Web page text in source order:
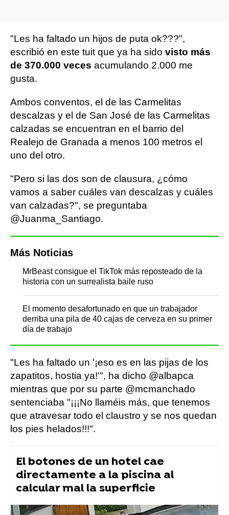
"Les ha faltado un hijos de puta ok???",
escribió en este tuit que ya ha sido visto más
de 370.000 veces acumulando 2.000 me
gusta.
Ambos conventos, el de las Carmelitas
descalzas y el de San José de las Carmelitas
calzadas se encuentran en el barrio del
Realejo de Granada a menos 100 metros el
uno del otro.
"Pero si las dos son de clausura, ¿cómo
vamos a saber cuáles van descalzas y cuáles
van calzadas?", se preguntaba
@Juanma_Santiago.
Más Noticias
MrBeast consigue el TikTok más reposteado de la
historia con un surrealista baile ruso
El momento desafortunado en que un trabajador
derriba una pila de 40 cajas de cerveza en su primer
día de trabajo
"Les ha faltado un '¡eso es en las pijas de los
zapatitos, hostia ya!'", ha dicho @albapca
mientras que por su parte @mcmanchado
sentenciaba "¡¡¡No llaméis más, que tenemos
que atravesar todo el claustro y se nos quedan
los pies helados!!!".
El botones de un hotel cae
directamente a la piscina al
calcular mal la superficie